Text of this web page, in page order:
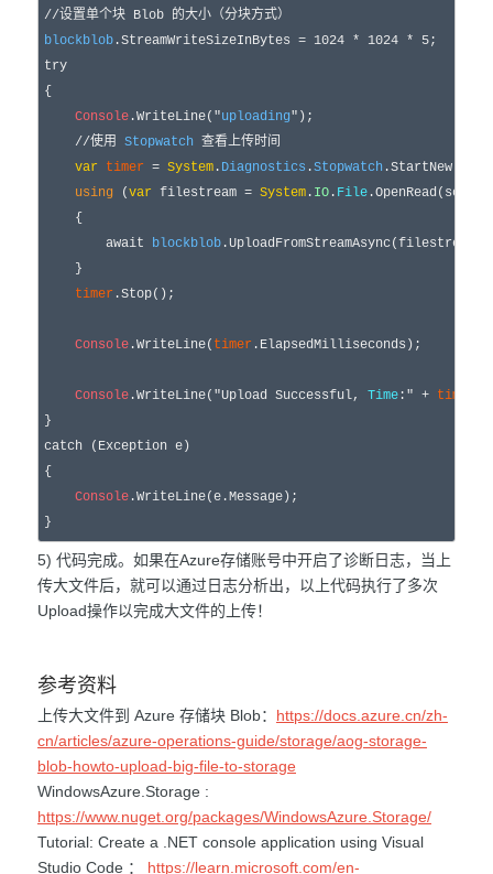
//设置单个块 Blob 的大小（分块方式）
blockblob .StreamWriteSizeInBytes = 1024 * 1024 * 5
try
{
Console .WriteLine( "uploading" );
//使用 Stopwatch 查看上传时间
var
timer = System . Diagnostics .Stopwatch .StartNew();
using (var filestream = System . IO . File
    {
await
blockblob .UploadFromStreamAsync(filestream);
    }
timer .Stop();
Console .WriteLine( timer .ElapsedMilliseconds);
Console .WriteLine( "Upload Successful, Time : " + timer
catch (Exception e)
{
Console .WriteLine(e.Message);
}
5) 代码完成。如果在Azure存储账号中开启了诊断日志，当上
传大文件后，就可以通过日志分析出，以上代码执行了多次
Upload操作以完成大文件的上传！
参考资料
上传大文件到 Azure 存储块 Blob： https://docs.azure.cn/zh-
cn/articles/azure-operations-guide/storage/aog-storage-
blob-howto-upload-big-file-to-storage
WindowsAzure.Storage :
https://www.nuget.org/packages/WindowsAzure.Storage/
Tutorial: Create a .NET console application using Visual
Studio Code ： https://learn.microsoft.com/en-